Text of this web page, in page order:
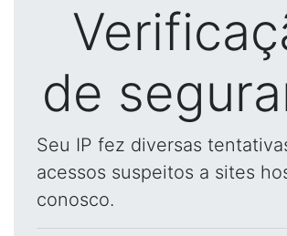
de
Seu IP fez diversas
acessos suspeitos a sites
conosco.